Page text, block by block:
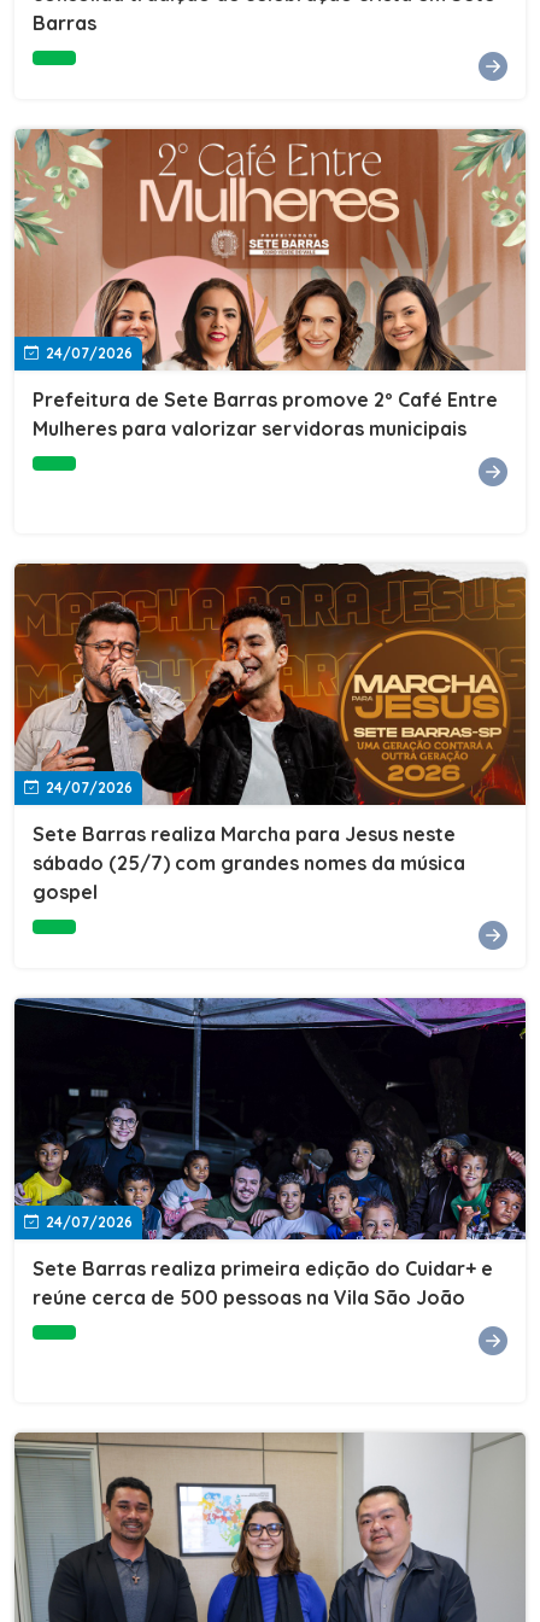
e do Instituto de Desenvolvimento Profissional
fundador da empresa Seu Consultor.Inscrições: FAÇA
AQUI
Barras
24/07/2026
Prefeitura de Sete Barras promove 2º Café Entre
Mulheres para valorizar servidoras municipais
24/07/2026
Sete Barras realiza Marcha para Jesus neste
sábado (25/7) com grandes nomes da música
gospel
24/07/2026
Sete Barras realiza primeira edição do Cuidar+ e
reúne cerca de 500 pessoas na Vila São João